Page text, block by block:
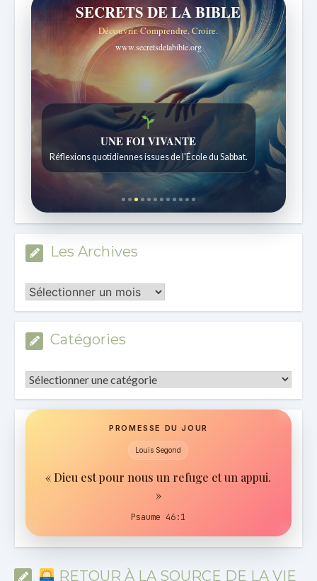
SECRETS DE LA BIBLE
Découvrir. Comprendre. Croire.
www.secretsdelabible.org
UNE FOI VIVANTE
Réflexions quotidiennes issues de l'École du Sabbat.
Les Archives
Les
Archives
Catégories
Catégories
PROMESSE DU JOUR
Louis Segond
« Dieu est pour nous un refuge et un appui.
»
Psaume 46:1
RETOUR À LA SOURCE DE LA VIE